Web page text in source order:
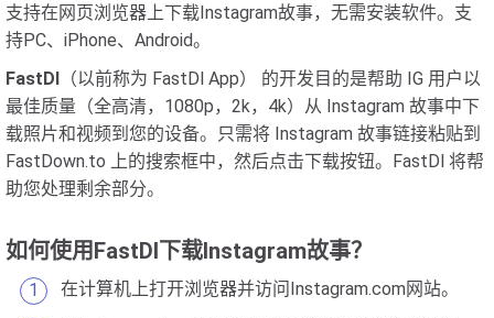
支持在网页浏览器上下载Instagram故事，无需安装软件。支
持PC、iPhone、Android。
FastDl （以前称为 FastDl App） 的开发目的是帮助 IG 用户以
最佳质量（全高清，1080p，2k，4k）从 Instagram 故事中下
载照片和视频到您的设备。只需将 Instagram 故事链接粘贴到
FastDown.to 上的搜索框中，然后点击下载按钮。FastDl 将帮
助您处理剩余部分。
如何使用FastDl下载Instagram故事？
在计算机上打开浏览器并访问Instagram.com网站。